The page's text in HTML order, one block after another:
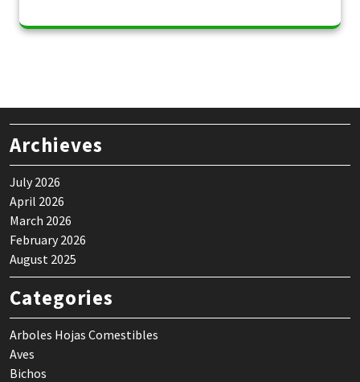
Archieves
July 2026
April 2026
March 2026
February 2026
August 2025
Categories
Arboles Hojas Comestibles
Aves
Bichos